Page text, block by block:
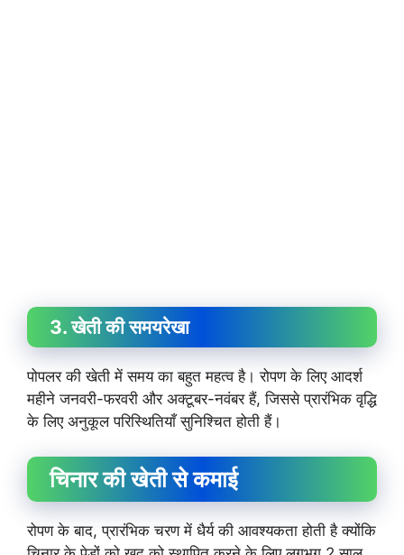
3. खेती की समयरेखा
पोपलर की खेती में समय का बहुत महत्व है। रोपण के लिए आदर्श
महीने जनवरी-फरवरी और अक्टूबर-नवंबर हैं, जिससे प्रारंभिक वृद्धि
के लिए अनुकूल परिस्थितियाँ सुनिश्चित होती हैं।
चिनार की खेती से कमाई
रोपण के बाद, प्रारंभिक चरण में धैर्य की आवश्यकता होती है क्योंकि